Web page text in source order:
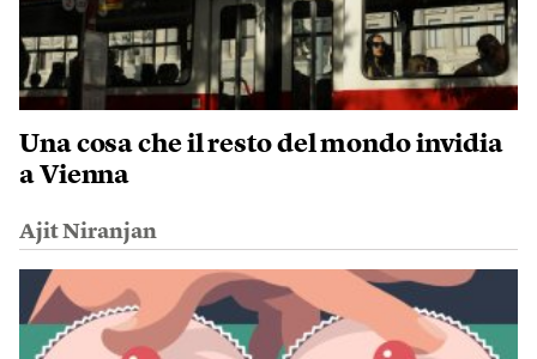
Una cosa che il resto del mondo invidia
a Vienna
Ajit Niranjan